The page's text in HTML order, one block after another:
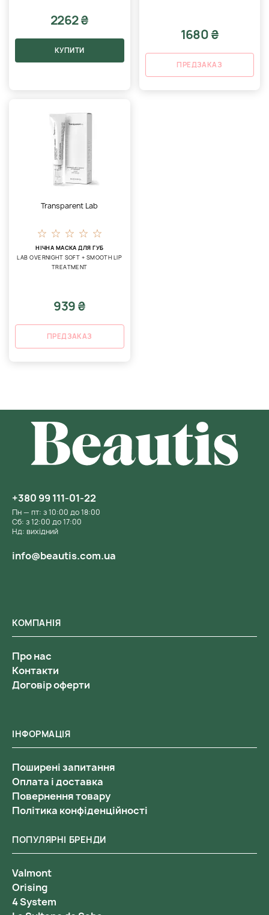
2262 ₴
КУПИТИ
1680 ₴
ПРЕДЗАКАЗ
Transparent Lab
НІЧНА МАСКА ДЛЯ ГУБ
LAB OVERNIGHT SOFT + SMOOTH LIP
TREATMENT
939 ₴
ПРЕДЗАКАЗ
ІНФОРМАЦІЯ
Поширені запитання
Оплата і доставка
Повернення товару
Політика конфіденційності
КОМПАНІЯ
Про нас
Контакти
Договір оферти
ПОПУЛЯРНІ БРЕНДИ
Valmont
Orising
4 System
+380 99 111-01-22
Пн — пт: з 10:00 до 18:00
Сб: з 12:00 до 17:00
Нд: вихідний
info@beautis.com.ua